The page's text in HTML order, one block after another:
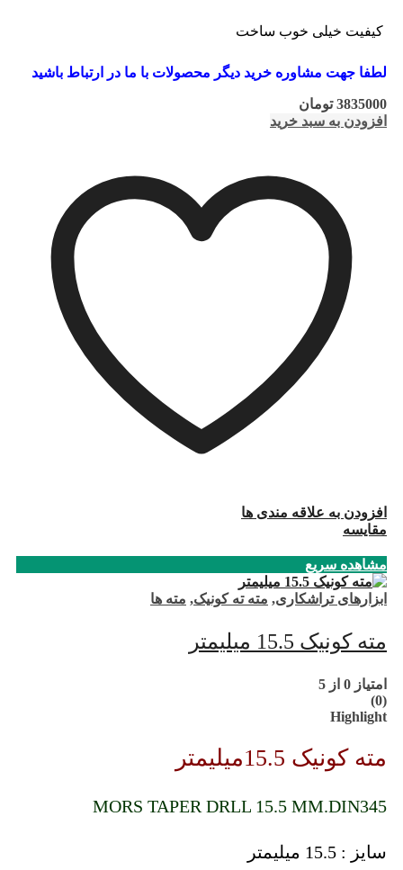
کیفیت خیلی خوب ساخت
لطفا جهت مشاوره خرید دیگر محصولات با ما در ارتباط باشید
3835000 تومان
افزودن به سبد خرید
افزودن به علاقه مندی ها
مقایسه
مشاهده سریع
ابزارهای تراشکاری, مته ته کونیک, مته ها
مته کونیک 15.5 میلیمتر
امتیاز 0 از 5
(0)
Highlight
مته کونیک 15.5میلیمتر
MORS TAPER DRLL 15.5 MM.DIN345
سایز : 15.5 میلیمتر